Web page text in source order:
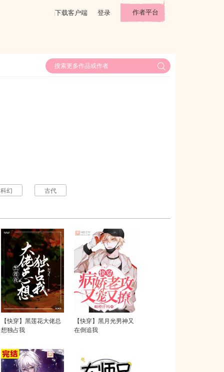
下载客户端 登录 作者平台
科幻 古代
【快穿】黑莲花大佬总
想独占我
【快穿】黑月光男神又
在倒追我